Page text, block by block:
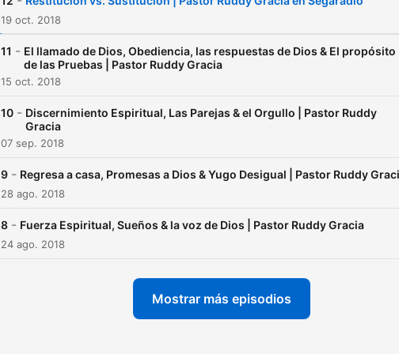
19 oct. 2018
11 - El llamado de Dios, Obediencia, las respuestas de Dios & El propósito
de las Pruebas | Pastor Ruddy Gracia
15 oct. 2018
10 - Discernimiento Espiritual, Las Parejas & el Orgullo | Pastor Ruddy
Gracia
07 sep. 2018
9 - Regresa a casa, Promesas a Dios & Yugo Desigual | Pastor Ruddy
28 ago. 2018
8 - Fuerza Espiritual, Sueños & la voz de Dios | Pastor Ruddy Gracia
24 ago. 2018
Mostrar más episodios